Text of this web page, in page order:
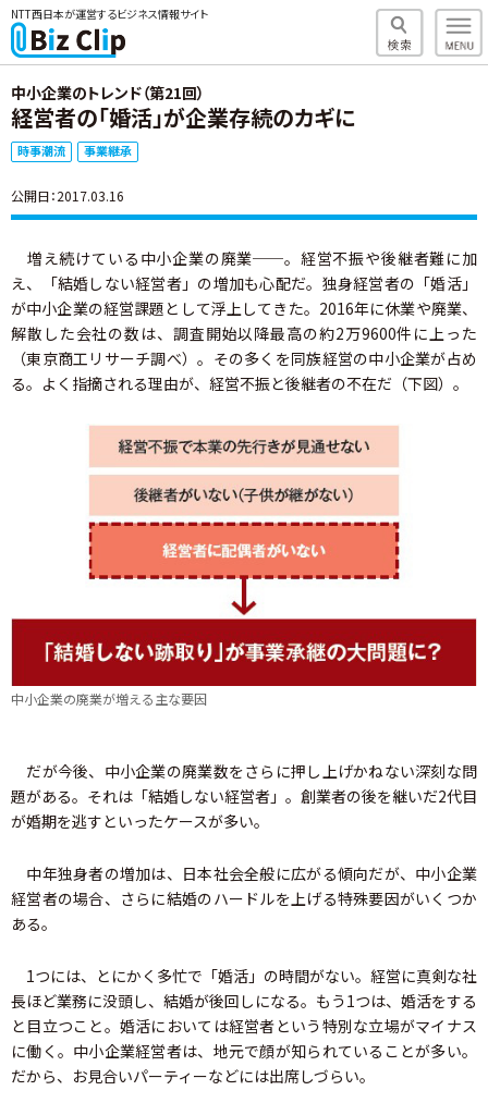
NTT西日本が運営するビジネス情報サイト
中小企業のトレンド（第21回）
経営者の「婚活」が企業存続のカギに
時事潮流 事業継承
公開日：2017.03.16
増え続けている中小企業の廃業──。経営不振や後継者難に加
え、「結婚しない経営者」の増加も心配だ。独身経営者の「婚活」
が中小企業の経営課題として浮上してきた。2016年に休業や廃業、
解散した会社の数は、調査開始以降最高の約2万9600件に上った
（東京商工リサーチ調べ）。その多くを同族経営の中小企業が占め
る。よく指摘される理由が、経営不振と後継者の不在だ（下図）。
中小企業の廃業が増える主な要因
だが今後、中小企業の廃業数をさらに押し上げかねない深刻な問
題がある。それは「結婚しない経営者」。創業者の後を継いだ2代目
が婚期を逃すといったケースが多い。
中年独身者の増加は、日本社会全般に広がる傾向だが、中小企業
経営者の場合、さらに結婚のハードルを上げる特殊要因がいくつか
ある。
1つには、とにかく多忙で「婚活」の時間がない。経営に真剣な社
長ほど業務に没頭し、結婚が後回しになる。もう1つは、婚活をする
と目立つこと。婚活においては経営者という特別な立場がマイナス
に働く。中小企業経営者は、地元で顔が知られていることが多い。
だから、お見合いパーティーなどには出席しづらい。